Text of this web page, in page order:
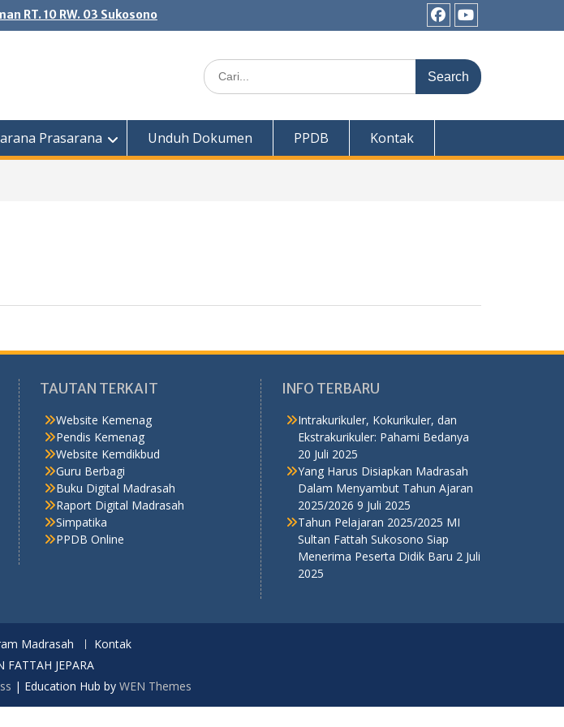
RT. 10 RW. 03 Sukosono
FacebookYoutube
Search
for:
Prasarana Unduh Dokumen PPDB Kontak
TAUTAN TERKAIT
Website Kemenag
Pendis Kemenag
Website Kemdikbud
Guru Berbagi
Buku Digital Madrasah
Raport Digital Madrasah
Simpatika
PPDB Online
INFO TERBARU
Intrakurikuler, Kokurikuler, dan
Ekstrakurikuler: Pahami Bedanya
20 Juli 2025
Yang Harus Disiapkan Madrasah
Dalam Menyambut Tahun Ajaran
2025/2026 9 Juli 2025
Tahun Pelajaran 2025/2025 MI
Sultan Fattah Sukosono Siap
Menerima Peserta Didik Baru 2 Juli
2025
Madrasah
Kontak
FATTAH JEPARA
| Education Hub by WEN Themes